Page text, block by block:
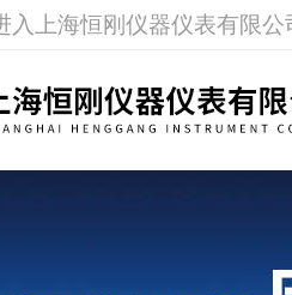
入上海恒刚仪器仪表有限公